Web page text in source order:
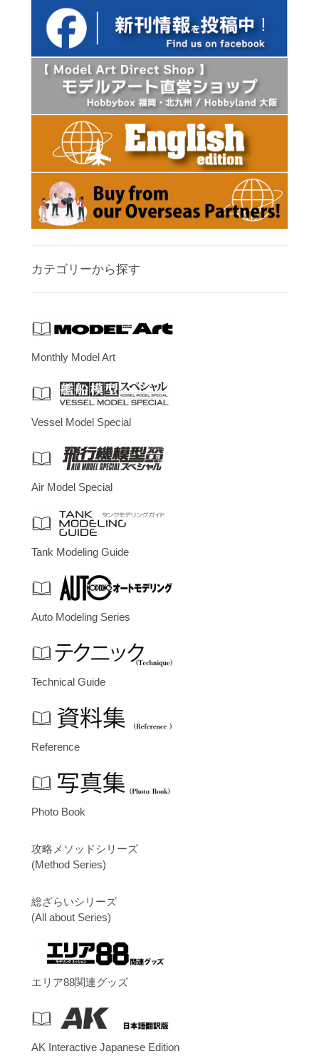
カテゴリーから探す
Monthly Model Art
Vessel Model Special
Air Model Special
Tank Modeling Guide
Auto Modeling Series
Technical Guide
Reference
Photo Book
攻略メソッドシリーズ
(Method Series)
総ざらいシリーズ
(All about Series)
エリア88関連グッズ
AK Interactive Japanese Edition